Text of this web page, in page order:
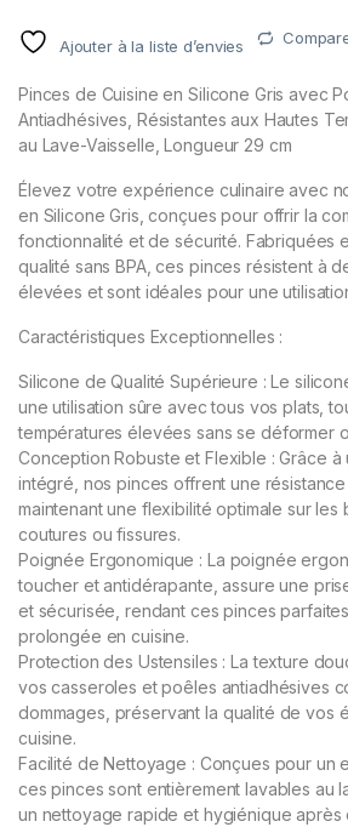
Ajouter à la liste d’envies
Pinces de Cuisine en Silicone Gris avec
Antiadhésives, Résistantes aux Hautes
au Lave-Vaisselle, Longueur 29 cm
Élevez votre expérience culinaire avec
en Silicone Gris, conçues pour offrir la
fonctionnalité et de sécurité. Fabriquées
qualité sans BPA, ces pinces résistent à
élevées et sont idéales pour une
Caractéristiques Exceptionnelles :
Silicone de Qualité Supérieure : Le
une utilisation sûre avec tous vos plats,
températures élevées sans se déformer
Conception Robuste et Flexible : Grâce à
intégré, nos pinces offrent une
maintenant une flexibilité optimale sur les
coutures ou fissures.
Poignée Ergonomique : La poignée
toucher et antidérapante, assure une
et sécurisée, rendant ces pinces
prolongée en cuisine.
Protection des Ustensiles : La texture
vos casseroles et poêles antiadhésives
dommages, préservant la qualité de vos
cuisine.
Facilité de Nettoyage : Conçues pour un
ces pinces sont entièrement lavables au
un nettoyage rapide et hygiénique après